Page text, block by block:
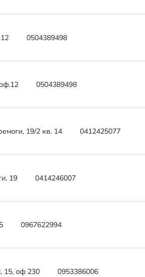
0504389498
0504389498
19/2 кв. 14 0412425077
19 0414246007
0967622994
15, оф 230 0953386006